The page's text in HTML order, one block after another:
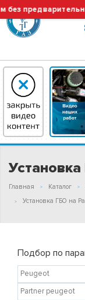
Главная Каталог
Установка ГБО на
Подбор по